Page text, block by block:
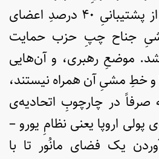
حتا اگر چنین نظری از پشتیبانیِ ۴۰ درصدِ اعضای
جناح چپِ حزب حمایت
موضعِ رهبری، و آن‌هایی
و خطِ مشیِ آن همراه نیستند،
صرفاً در چارچوبِ اتحادیه‌ی
پولی اروپا یعنی نظامِ یورو –
یک فضای مانُور تا با